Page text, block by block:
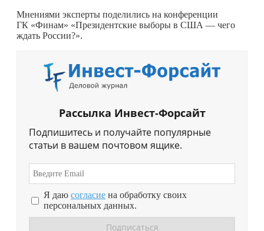
Мнениями эксперты поделились на конференции
ГК «Финам» «Президентские выборы в США — чего
ждать России?».
Рассылка Инвест-Форсайт
Подпишитесь и получайте популярные
статьи в вашем почтовом ящике.
Я даю согласие на обработку своих
персональных данных.